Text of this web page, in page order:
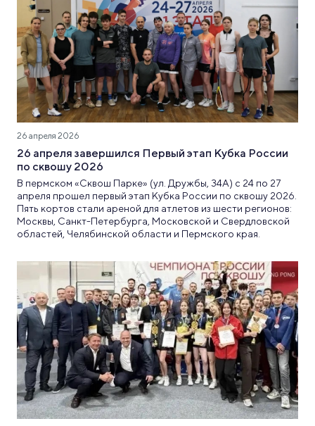
26 апреля 2026
26 апреля завершился Первый этап Кубка России
по сквошу 2026
В пермском «Сквош Парке» (ул. Дружбы, 34А) с 24 по 27
апреля прошел первый этап Кубка России по сквошу 2026.
Пять кортов стали ареной для атлетов из шести регионов:
Москвы, Санкт-Петербурга, Московской и Свердловской
областей, Челябинской области и Пермского края.